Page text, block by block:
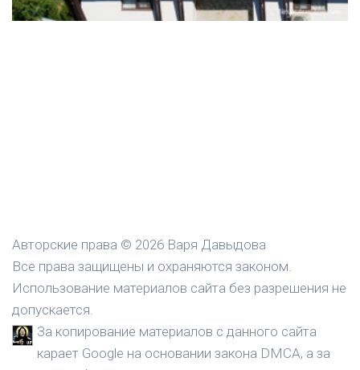
Авторские права © 2026 Варя Давыдова
Все права защищены и охраняются законом.
Использование материалов сайта без разрешения не
допускается.
За копирование материалов с данного сайта
карает Google на основании закона DMCA, а за